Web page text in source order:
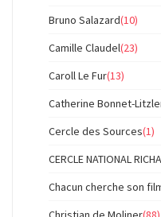
Bruno Salazard(10)
Camille Claudel(23)
Caroll Le Fur(13)
Catherine Bonnet-
Cercle des Sources(1)
CERCLE NATIONAL
Chacun cherche son